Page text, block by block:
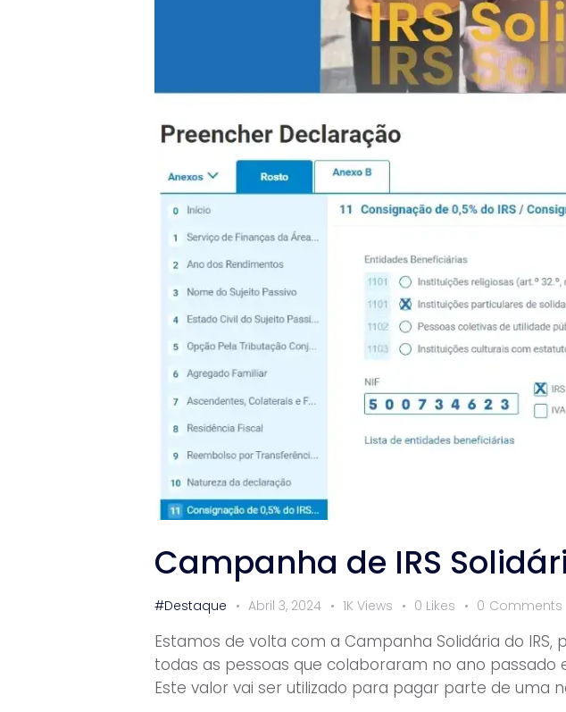
Campanha de IRS
#Destaque Abril 3, 2024 1K Views 0 Likes 0 Comments
Estamos de volta com a Campanha Solidária do
todas as pessoas que colaboraram no ano passado
Este valor vai ser utilizado para pagar parte de